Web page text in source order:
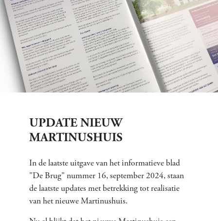
UPDATE NIEUW
MARTINUSHUIS
In de laatste uitgave van het informatieve blad
"De Brug" nummer 16, september 2024, staan
de laatste updates met betrekking tot realisatie
van het nieuwe Martinushuis.